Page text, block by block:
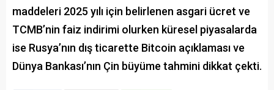
maddeleri 2025 yılı için belirlenen asgari ücret ve
TCMB’nin faiz indirimi olurken küresel piyasalarda
ise Rusya’nın dış ticarette Bitcoin açıklaması ve
Dünya Bankası’nın Çin büyüme tahmini dikkat çekti.